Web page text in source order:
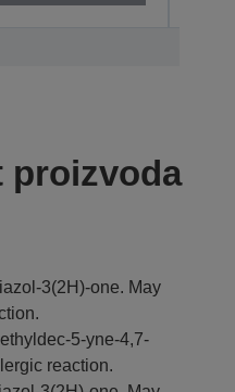
proizvoda
3(2H)-one. May
5-yne-4,7-
reaction.